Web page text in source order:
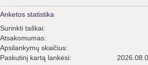
Anketos statistika
Surinkti taškai:
Atsakomumas:
Apsilankymų skaičius:
Paskutinį kartą lankėsi: